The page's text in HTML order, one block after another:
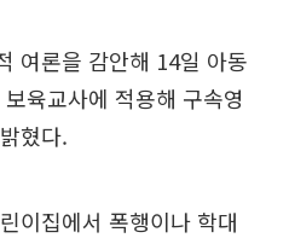
여론을 감안해 14일 아동
육교사에 적용해 구속영
혔다.
이집에서 폭행이나 학대